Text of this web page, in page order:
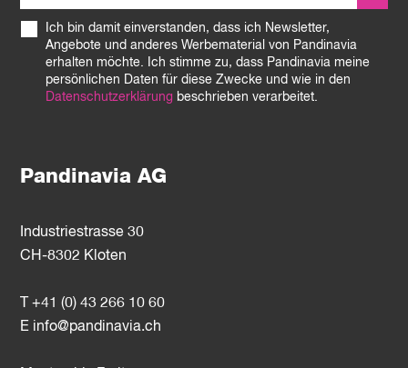
Pandinavia AG
Industriestrasse 30
CH-8302 Kloten
T +41 (0) 43 266 10 60
E info@pandinavia.ch
Ich bin damit einverstanden, dass ich Newsletter,
Angebote und anderes Werbematerial von Pandinavia
erhalten möchte. Ich stimme zu, dass Pandinavia meine
persönlichen Daten für diese Zwecke und wie in den
Datenschutzerklärung beschrieben verarbeitet.